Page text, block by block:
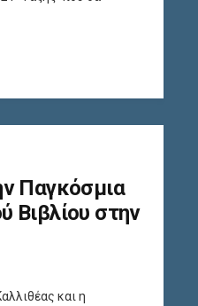
Παγκόσμια
Βιβλίου στην
και η